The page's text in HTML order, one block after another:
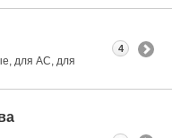
для АС, для
4